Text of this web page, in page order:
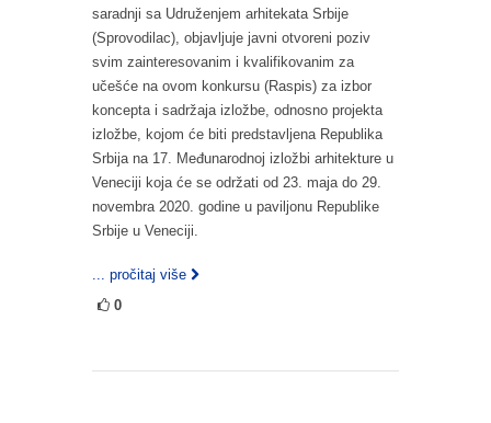
saradnji sa Udruženjem arhitekata Srbije
(Sprovodilac), objavljuje javni otvoreni poziv
svim zainteresovanim i kvalifikovanim za
učešće na ovom konkursu (Raspis) za izbor
koncepta i sadržaja izložbe, odnosno projekta
izložbe, kojom će biti predstavljena Republika
Srbija na 17. Međunarodnoj izložbi arhitekture u
Veneciji koja će se održati od 23. maja do 29.
novembra 2020. godine u paviljonu Republike
Srbije u Veneciji.
... pročitaj više
0